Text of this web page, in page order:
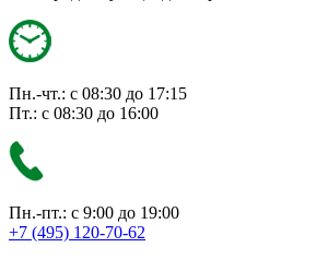
Пн.-чт.: с 08:30 до 17:15
Пт.: с 08:30 до 16:00
Пн.-пт.: с 9:00 до 19:00
+7 (495) 120-70-62